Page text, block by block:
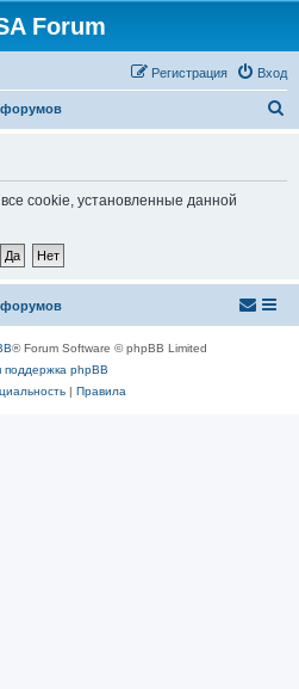
Forum
Вход
Регистрация
cookie, установленные данной
® Forum Software © phpBB Limited
поддержка phpBB
| Правила